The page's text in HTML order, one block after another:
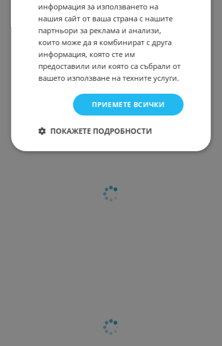
информация за използването на
нашия сайт от ваша страна с нашите
партньори за реклама и анализи,
които може да я комбинират с друга
информация, която сте им
предоставили или която са събрали от
вашето използване на техните услуги.
ПРИЕМЕТЕ ВСИЧКИ
ПОКАЖЕТЕ ПОДРОБНОСТИ